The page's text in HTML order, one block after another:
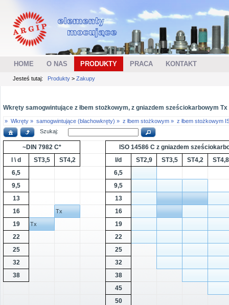
HOME O NAS PRODUKTY PRACA KONTAKT
Jesteś tutaj: Produkty > Zakupy
Wkręty samogwintujące z łbem stożkowym, z gniazdem sześciokarbowym Tx
» Wkręty » samogwintujące (blachowkręty) » z łbem stożkowym » z łbem stożkowym
Szukaj:
~DIN 7982 C*
ISO 14586 C z gniazdem
l \ d
ST3,5 ST4,2 l/d ST2,9 ST3,5 ST4,2
ST4,8
6,5
6,5
9,5
9,5
13
13
16
Tx
16
19
Tx
19
22
22
25
25
32
32
38
38
45
50